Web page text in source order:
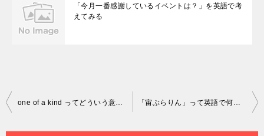
「今月一番感謝しているイベントは？」を英語で考
えてみる
投
one of a kind ってどういう意味？ 「宙ぶらりん」って英語で何て言うの？